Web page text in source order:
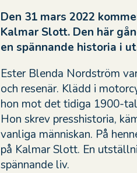
Den 31 mars 2022
Kalmar Slott. Den här
en spännande historia i
Ester Blenda Nordström
och resenär. Klädd i
hon mot det tidiga 1900-
Hon skrev presshistoria,
vanliga människan. På
på Kalmar Slott. En
spännande liv.